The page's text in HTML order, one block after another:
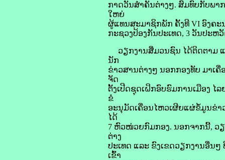
ກາດວັນສໍາຄັນຕ່າງໆ. ສົມທົບກັບພາ
ໃຫຍ່
ຜູ້ແທນສະມາຊິກພັກ ຄັ້ງທີ VI ອົງຄ
ກະຊວງປ້ອງກັນປະເທດ, 3 ວັນປະຫວັ
ວຽກງານສື່ມວນຊົນ ໄດ້ຕິດຕາມ ແ
ນັກ
ຂ່າວສານຕ່າງໆ ນອກກອງທັບ ມາເ
ຈັດ
ຕັ້ງເປີດຊຸດເຝິກອົບຮົມການເມືອງ ໄ
ຂໍ
ອະນຸມັດເຄື່ອນໄຫວເຜີຍແຜ່ຂໍ້ມູນຂ່າ
ໄດ້
7 ຫົວໜ່ວຍກົມກອງ. ນອກຈາກນີ້, ວຽ
ຕ່າງ
ປະເທດ ແລະ ຂົງເຂດວຽກງານອື່ນ
ເຂົ້າ